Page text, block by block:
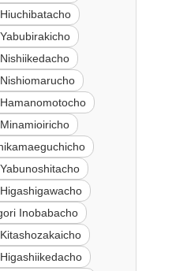
Inobabacho